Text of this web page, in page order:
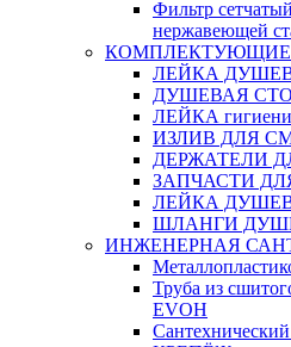
Фильтр
нержавеющей
ЛЕЙКА
ДУШЕВАЯ
ЛЕЙКА
ИЗЛИВ ДЛЯ
ДЕРЖАТЕЛИ
ЗАПЧАСТИ
ЛЕЙКА
ШЛАНГИ
ИНЖЕНЕРНАЯ
Труба из
EVOH